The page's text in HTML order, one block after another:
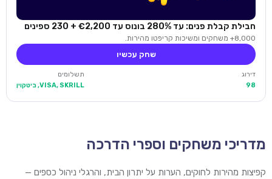
חבילת קבלת פנים: עד 280% בונוס עד €2,200 + 230 ספינים
8,000+ משחקים ומשיכות קריפטו מהירות.
שחק עכשיו
דירוג
98
תשלומים
VISA, SKRILL, ביטקוין
מדריכי משחקים וספרי הדרכה
קפיצות מהירות לחוקים, הערות על יתרון הבית, והרגלי ניהול כספים —